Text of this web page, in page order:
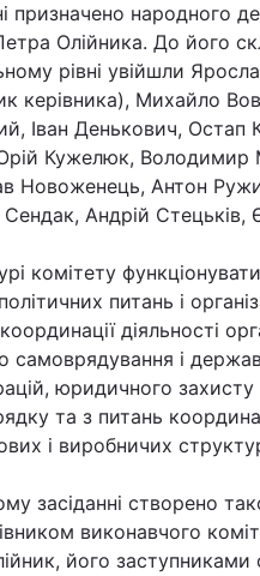
призначено народного
Олійника. До його
рівні увійшли
керівника), Михайло
Іван Денькович, Остап
Кужелюк, Володимир
Новоженець, Антон
Андрій Стецьків,
комітету
питань і
діяльності
самоврядування і
юридичного
та з питань
і виробничих
засіданні створено
виконавчого
його заступниками